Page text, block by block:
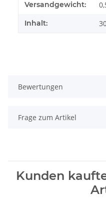
Produkteigenschaft
Wert
Versandgewicht:
Inhalt:
Bewertungen
Frage zum Artikel
Kunden